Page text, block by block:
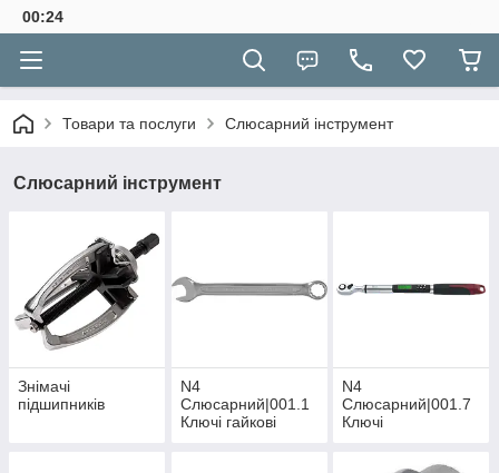
00:24
Товари та послуги Слюсарний інструмент
Слюсарний інструмент
Знімачі
підшипників
N4
Слюсарний|001.1
Ключі гайкові
N4
Слюсарний|001.7
Ключі